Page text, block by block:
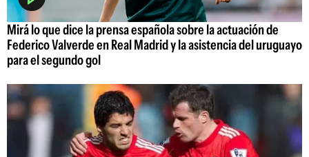
Mirá lo que dice la prensa española sobre la actuación de
Federico Valverde en Real Madrid y la asistencia del uruguayo
para el segundo gol